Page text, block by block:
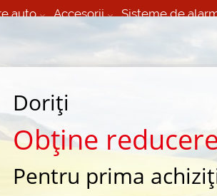
auto Accesorii Sisteme de
Mobila 24/7 non
Pirelli P6 205/60 R16 92H
Doriți
Obține
Pentru prima